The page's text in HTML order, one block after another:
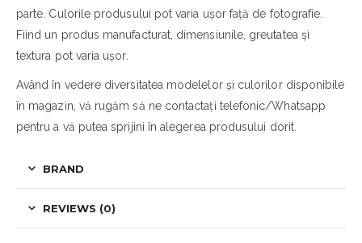
parte. Culorile produsului pot varia ușor față de fotografie.
Fiind un produs manufacturat, dimensiunile, greutatea și
textura pot varia ușor.
Având în vedere diversitatea modelelor și culorilor disponibile
în magazin, vă rugăm să ne contactați telefonic/Whatsapp
pentru a vă putea sprijini în alegerea produsului dorit.
BRAND
REVIEWS (0)